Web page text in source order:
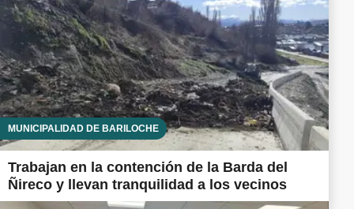
MUNICIPALIDAD DE BARILOCHE
Trabajan en la contención de la Barda del
Ñireco y llevan tranquilidad a los vecinos